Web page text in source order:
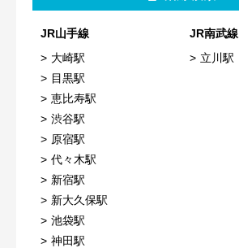
JR山手線
大崎駅
目黒駅
恵比寿駅
渋谷駅
原宿駅
代々木駅
新宿駅
新大久保駅
池袋駅
神田駅
JR南武線
立川駅